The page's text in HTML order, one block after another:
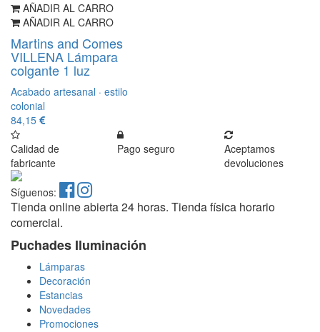
AÑADIR AL CARRO
AÑADIR AL CARRO
Martins and Comes
VILLENA Lámpara
colgante 1 luz
Acabado artesanal · estilo
colonial
84,15
Calidad de
fabricante
Pago seguro
Aceptamos
devoluciones
Síguenos:
Tienda online abierta 24 horas. Tienda física horario
comercial.
Puchades Iluminación
Lámparas
Decoración
Estancias
Novedades
Promociones